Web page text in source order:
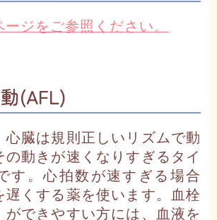
ジをご参照ください。
(AFL)
心臓は規則正しいリズムで動
の動きが速くなりすぎるタイ
す。心拍数が速すぎる場合
遅くする薬を使います。血栓
ができやすい方には、血液を